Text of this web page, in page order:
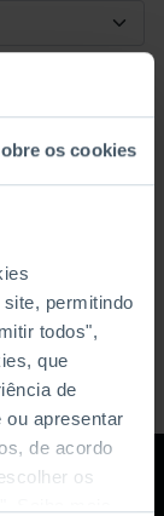
os cookies
permitindo
todos",
que
de
ou apresentar
de acordo
os